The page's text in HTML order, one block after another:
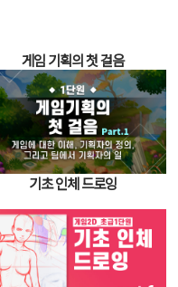
게임 기획의 첫 걸음
기초 인체 드로잉